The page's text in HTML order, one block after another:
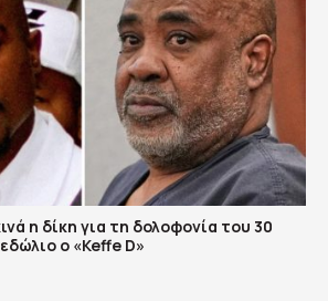
η δίκη για τη δολοφονία του 30
ο «Keffe D»